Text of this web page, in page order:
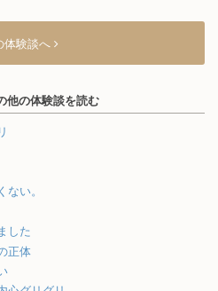
体験談へ
他の体験談を読む
い。
した
正体